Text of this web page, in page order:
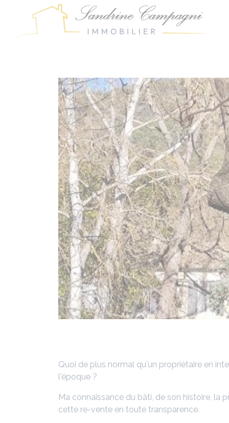
Quoi de plus normal qu'un propriétaire en
l'époque ?
Ma connaissance du bâti, de son histoire, la
cette re-vente en toute transparence.
Panneau de gestion des cookies